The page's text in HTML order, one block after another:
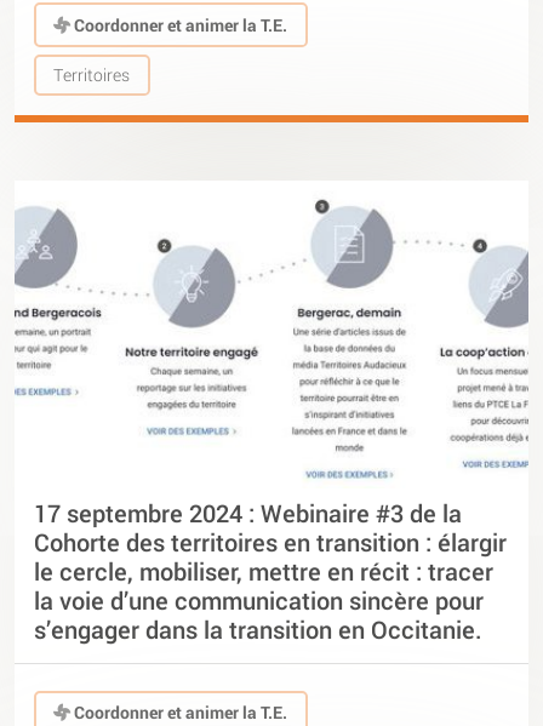
Coordonner et animer la T.E.
Territoires
17 septembre 2024 : Webinaire #3 de la
Cohorte des territoires en transition : élargir
le cercle, mobiliser, mettre en récit : tracer
la voie d’une communication sincère pour
s’engager dans la transition en Occitanie.
Coordonner et animer la T.E.